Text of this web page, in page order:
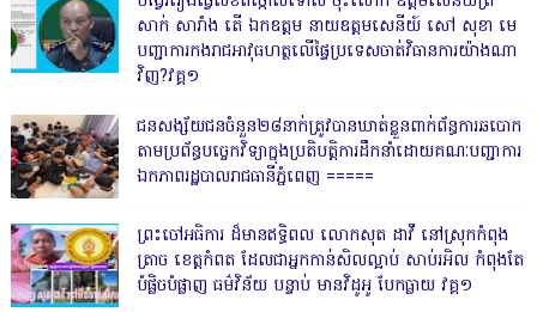
សាក់ សារាំង តើ ឯកឧត្តម នាយឧត្តមសេនីយ៍ សៅ សុខា មេ
បញ្ជាការកងរាជអាវុធហត្ថលើផ្ទៃប្រទេសចាត់វិធានការយ៉ាងណា
វិញ?វគ្គ១
ជនសង្ស័យជនចំនួន២៨នាក់ត្រូវបានឃាត់ខ្លួនពាក់ព័ន្ធការឆបោក
តាមប្រព័ន្ធបច្ចេកវិទ្យាក្នុងប្រតិបត្តិការដឹកនាំដោយគណៈបញ្ជាការ
ឯកភាពរដ្ឋបាលរាជធានីភ្នំពេញ ‎=====
ព្រះចៅអធិការ ដ៏មានឥទ្ធិពល លោកសុត ដាវី នៅស្រុកកំពុង
ត្រាច ខេត្តកំពត ដែលជាអ្នកកាន់សិលល្អាប់ សាប់រអិល កំពុងតែ
បំផ្លិចបំផ្លាញ ធម៌វិន័យ បន្ទាប់ មានវិដូអូ បែកធ្លាយ វគ្គ១